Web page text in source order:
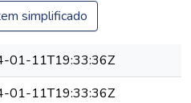
simplificado
01-11T19:33:36Z
01-11T19:33:36Z